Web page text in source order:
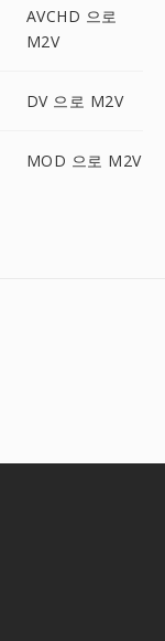
AVCHD 으로
M2V
DV 으로 M2V
MOD 으로 M2V